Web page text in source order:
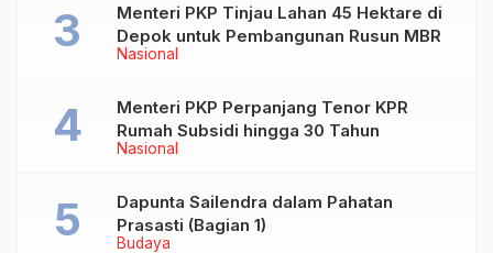
Nasional
Menteri PKP Tinjau Lahan 45 Hektare di
Depok untuk Pembangunan Rusun MBR
Nasional
Menteri PKP Perpanjang Tenor KPR
Rumah Subsidi hingga 30 Tahun
Budaya
Dapunta Sailendra dalam Pahatan
Prasasti (Bagian 1)